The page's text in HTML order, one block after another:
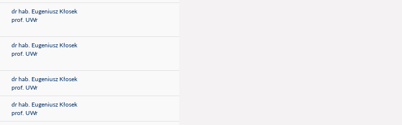
dr hab. Eugeniusz Kłosek
prof. UWr
dr hab. Eugeniusz Kłosek
prof. UWr
dr hab. Eugeniusz Kłosek
prof. UWr
dr hab. Eugeniusz Kłosek
prof. UWr